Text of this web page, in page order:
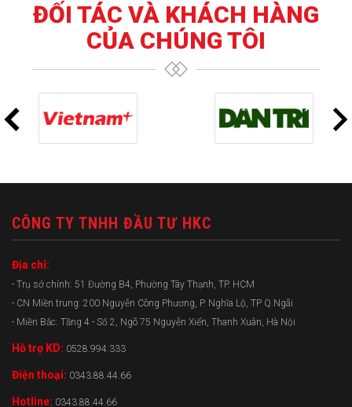
ĐỐI TÁC VÀ KHÁCH HÀNG
CỦA CHÚNG TÔI
CÔNG TY TNHH ĐẦU TƯ HKC
Địa chỉ:
- Trụ sở chính: 51 Đường B4, Phường Tây Thạnh, TP. HCM
- CN Miền trung: 200 Nguyễn Công Phương, P. Nghĩa Lộ, TP Q.Ngãi
- Miền Bắc: Tầng 4 - Số 2, Ngõ 75 Nguyễn Xiển, Thanh Xuân, Hà Nội
Hỗ trợ KD: 0528.994.333
Điện thoại: 0343.88.44.66
Hotline: 0343.88.44.66